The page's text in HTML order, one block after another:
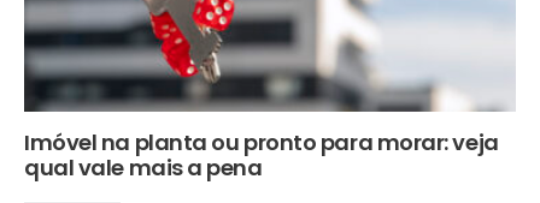
Imóvel na planta ou pronto para morar: veja
qual vale mais a pena